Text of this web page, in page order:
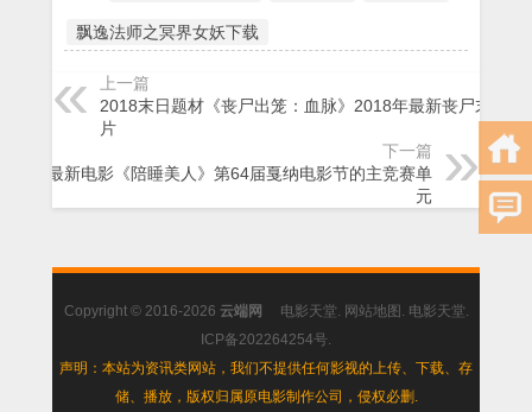
飘逸法师之冥界女妖下载
上一篇
2018末日题材《丧尸出笼：血脉》2018年最新丧尸末日大
片
下一篇
2018最新电影《陪睡美人》第64届戛纳电影节的主竞赛单
元
Copyright © 2016-2026 云端网 电影天堂 网站地图 电影天堂
ICP备202264254号
声明：本站为资讯类网站，我们不提供任何影视的上传、下载、存
储、播放，版权归属原电影制作公司，侵权必删.